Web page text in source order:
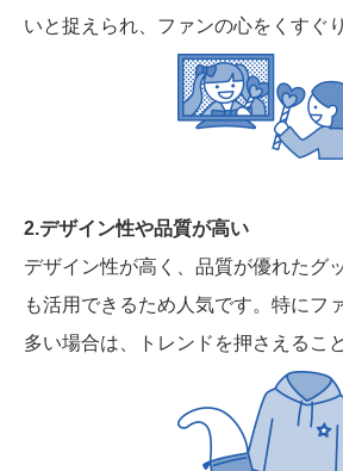
いと捉えられ、ファンの心をくすぐ
2.デザイン性や品質が高い
デザイン性が高く、品質が優れたグ
も活用できるため人気です。特にフ
多い場合は、トレンドを押さえるこ